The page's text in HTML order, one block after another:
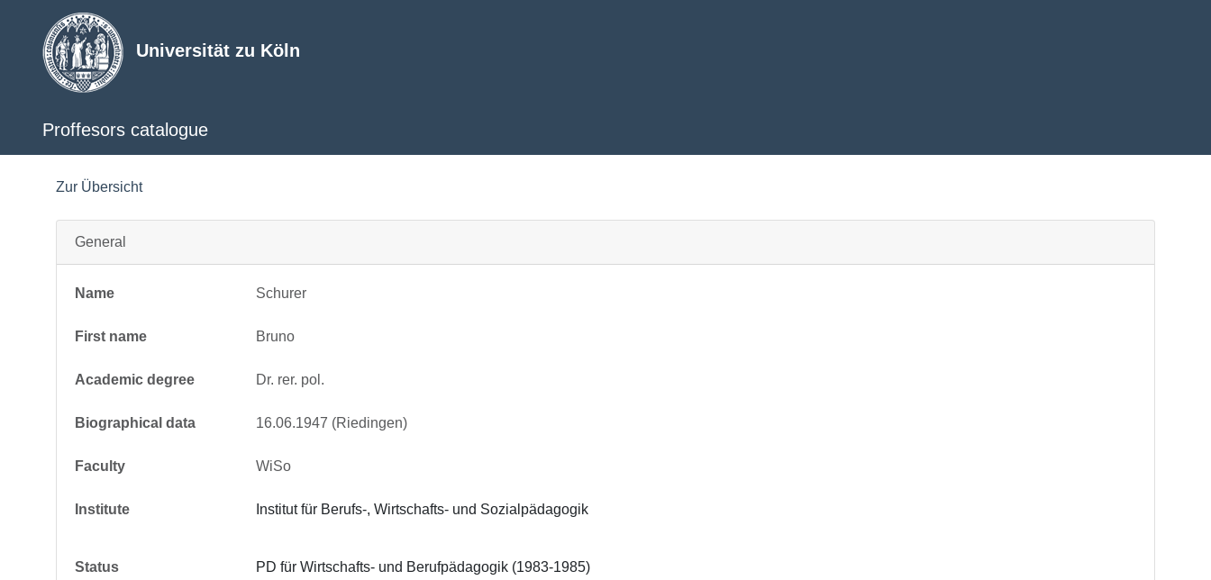
Universität zu Köln
Proffesors catalogue
Zur Übersicht
General
Name Schurer
First name Bruno
Academic degree Dr. rer. pol.
Biographical data 16.06.1947 (Riedingen)
Faculty WiSo
Institute Institut für Berufs-, Wirtschafts- und Sozialpädagogik
Status
PD für Wirtschafts- und Berufpädagogik (1983-1985)